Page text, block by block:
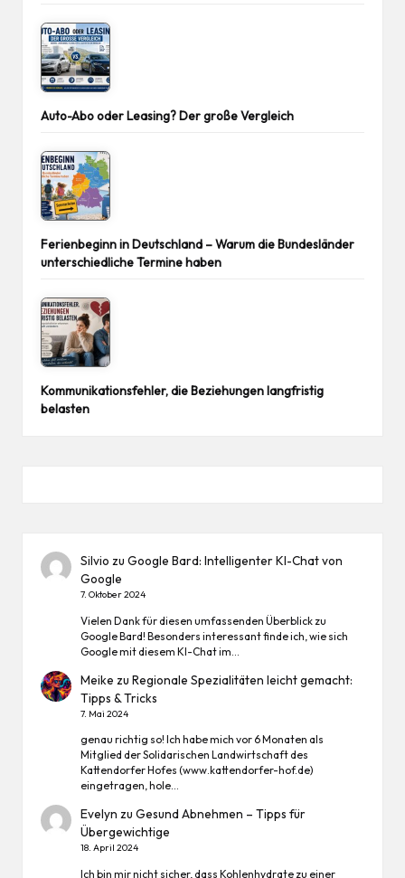
Auto-Abo oder Leasing? Der große Vergleich
Ferienbeginn in Deutschland – Warum die Bundesländer
unterschiedliche Termine haben
Kommunikationsfehler, die Beziehungen langfristig
belasten
Silvio zuGoogle Bard: Intelligenter KI-Chat von
Google
7. Oktober 2024
Vielen Dank für diesen umfassenden Überblick zu
Google Bard! Besonders interessant finde ich, wie sich
Google mit diesem KI-Chat im…
Meike zuRegionale Spezialitäten leicht gemacht:
Tipps & Tricks
7. Mai 2024
genau richtig so! Ich habe mich vor 6 Monaten als
Mitglied der Solidarischen Landwirtschaft des
Kattendorfer Hofes (www.kattendorfer-hof.de)
eingetragen, hole…
Evelyn zuGesund Abnehmen – Tipps für
Übergewichtige
18. April 2024
Ich bin mir nicht sicher, dass Kohlenhydrate zu einer